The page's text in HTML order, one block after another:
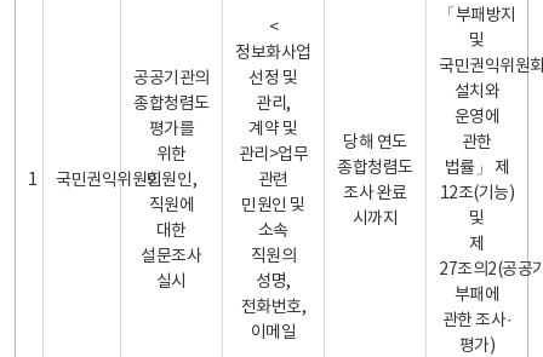
1 국민권익위원회
공공기관의
종합청렴도
평가를
위한
민원인,
직원에
대한
설문조사
실시
<
정보화사업
선정 및
관리,
계약 및
관리>업무
관련
민원인 및
소속
직원의
성명,
전화번호,
이메일
당해 연도
종합청렴도
조사 완료
시까지
「부패방지
및
국민권익위원
설치와
운영에
관한
법률」 제
12조(기능)
및
제
27조의2(공공
부패에
관한 조사·
평가)